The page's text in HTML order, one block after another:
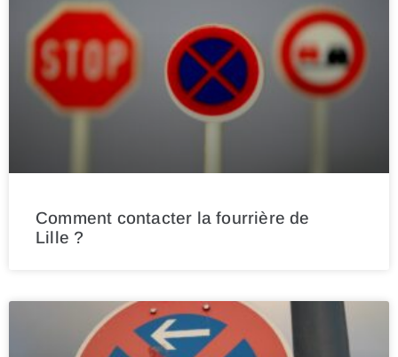
Comment contacter la fourrière de
Lille ?